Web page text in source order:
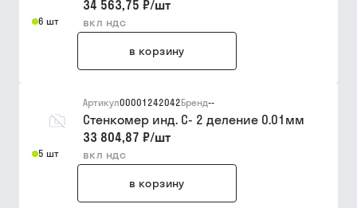
6 шт
34 563,75 ₽/шт
вкл ндс
в корзину
5 шт
Артикул00001242042Бренд--
Стенкомер инд. С- 2 деление 0.01мм
33 804,87 ₽/шт
вкл ндс
в корзину